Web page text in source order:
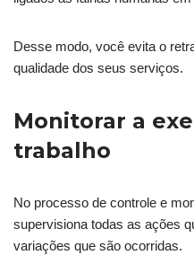
Desse modo, você evita o
qualidade dos seus serviços.
Monitorar a
trabalho
No processo de controle e
supervisiona todas as ações
variações que são ocorridas.